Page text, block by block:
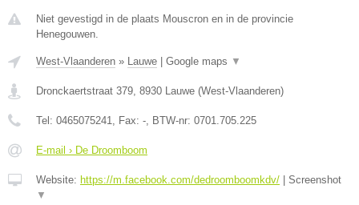
Niet gevestigd in de plaats Mouscron en in de provincie
Henegouwen.
West-Vlaanderen » Lauwe Google maps ▼
Dronckaertstraat 379, 8930 Lauwe (West-Vlaanderen)
Tel: 0465075241, Fax: -, BTW-nr: 0701.705.225
E-mail › De Droomboom
Website: https://m.facebook.com/dedroomboomkdv/
Screenshot
▼